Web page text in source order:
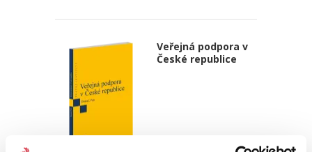
Veřejná podpora v
České republice